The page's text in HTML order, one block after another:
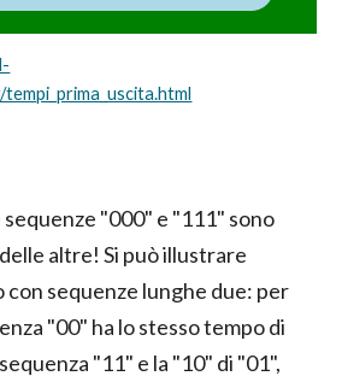
"000" e "111" sono
altre! Si può illustrare
sequenze lunghe due: per
"00" ha lo stesso tempo di
"11" e la "10" di "01",